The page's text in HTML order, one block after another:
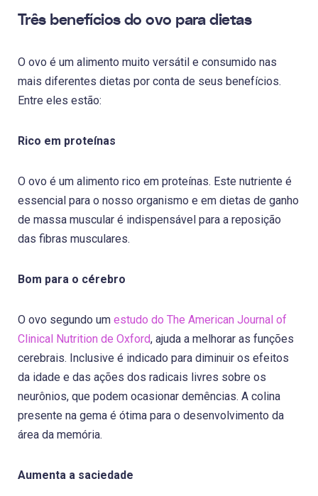
Três benefícios do ovo para dietas
O ovo é um alimento muito versátil e consumido nas
mais diferentes dietas por conta de seus benefícios.
Entre eles estão:
Rico em proteínas
O ovo é um alimento rico em proteínas. Este nutriente é
essencial para o nosso organismo e em dietas de ganho
de massa muscular é indispensável para a reposição
das fibras musculares.
Bom para o cérebro
O ovo segundo um estudo do The American Journal of
Clinical Nutrition de Oxford, ajuda a melhorar as funções
cerebrais. Inclusive é indicado para diminuir os efeitos
da idade e das ações dos radicais livres sobre os
neurônios, que podem ocasionar demências. A colina
presente na gema é ótima para o desenvolvimento da
área da memória.
Aumenta a saciedade